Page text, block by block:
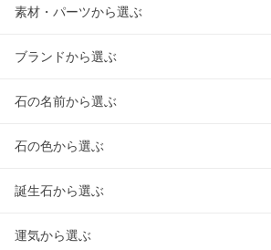
素材・パーツから選ぶ
ブランドから選ぶ
石の名前から選ぶ
石の色から選ぶ
誕生石から選ぶ
運気から選ぶ